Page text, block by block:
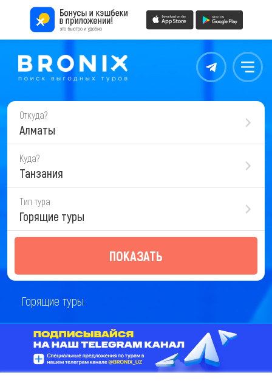
Контакты Меню
Откуда?
Алматы
Куда?
Танзания
Тип тура
Горящие туры
ПОКАЗАТЬ
Горящие туры